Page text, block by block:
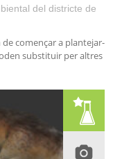
del districte de
de començar a plantejar-
substituir per altres